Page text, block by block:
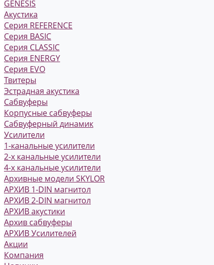
GENESIS
Акустика
Серия REFERENCE
Серия BASIC
Серия CLASSIC
Серия ENERGY
Серия EVO
Твитеры
Эстрадная акустика
Сабвуферы
Корпусные сабвуферы
Сабвуферный динамик
Усилители
1-канальные усилители
2-х канальные усилители
4-х канальные усилители
Архивные модели SKYLOR
АРХИВ 1-DIN магнитол
АРХИВ 2-DIN магнитол
АРХИВ акустики
Архив сабвуферы
АРХИВ Усилителей
Акции
Компания